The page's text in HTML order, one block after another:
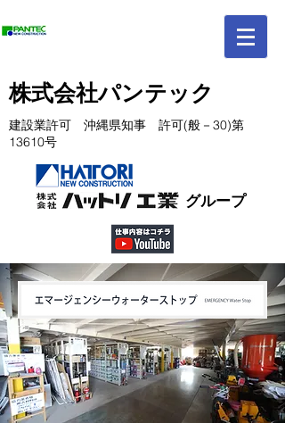
​株式会社パンテック
グループ
建設業許可 沖縄県知事 許可(般－30)第
13610号